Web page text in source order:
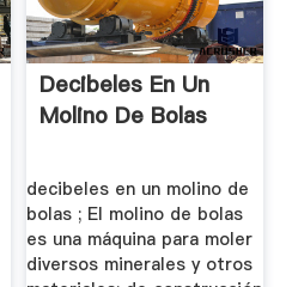
Decibeles En Un
Molino De Bolas
decibeles en un molino de
bolas ; El molino de bolas
es una máquina para moler
diversos minerales y otros